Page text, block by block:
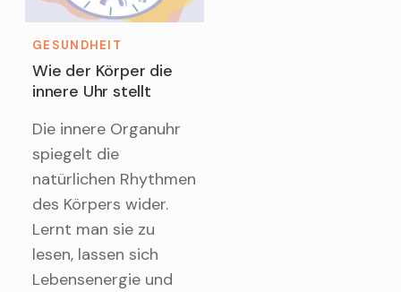
GESUNDHEIT
Wie der Körper die
innere Uhr stellt
Die innere Organuhr
spiegelt die
natürlichen Rhythmen
des Körpers wider.
Lernt man sie zu
lesen, lassen sich
Lebensenergie und